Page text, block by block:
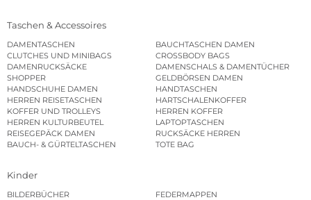
Taschen & Accessoires
DAMENTASCHEN
BAUCHTASCHEN DAMEN
CLUTCHES UND MINIBAGS
CROSSBODY BAGS
DAMENRUCKSÄCKE
DAMENSCHALS & DAMENTÜCHER
SHOPPER
GELDBÖRSEN DAMEN
HANDSCHUHE DAMEN
HANDTASCHEN
HERREN REISETASCHEN
HARTSCHALENKOFFER
KOFFER UND TROLLEYS
HERREN KOFFER
HERREN KULTURBEUTEL
LAPTOPTASCHEN
REISEGEPÄCK DAMEN
RUCKSÄCKE HERREN
BAUCH- & GÜRTELTASCHEN
TOTE BAG
Kinder
BILDERBÜCHER
FEDERMAPPEN